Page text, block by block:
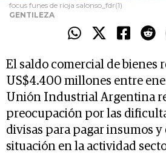
focus funes de rioja salonso_fdr(1)
GENTILEZA
El saldo comercial de bienes
US$4.400 millones entre
Unión Industrial Argentina
preocupación por las
divisas para pagar insumos y
situación en la actividad